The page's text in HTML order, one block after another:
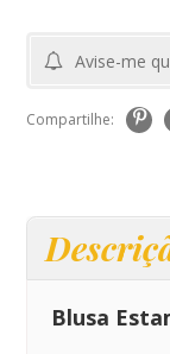
Avise-me
Compartilhe:
Blusa